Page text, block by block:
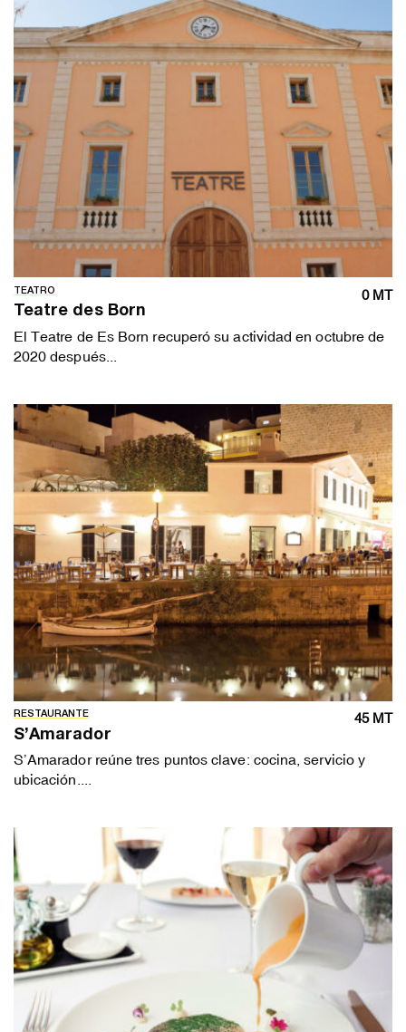
TEATRO 0 MT
Teatre des Born
El Teatre de Es Born recuperó su actividad en octubre de
2020 después...
RESTAURANTE 45 MT
S’Amarador
S’Amarador reúne tres puntos clave: cocina, servicio y
ubicación....